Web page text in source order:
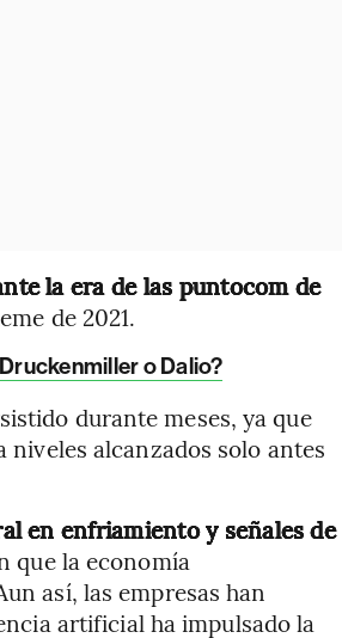
la era de las puntocom de
de 2021.
o Dalio?
durante meses, ya que
alcanzados solo antes
en enfriamiento y señales de
que la economía
así, las empresas han
artificial ha impulsado la